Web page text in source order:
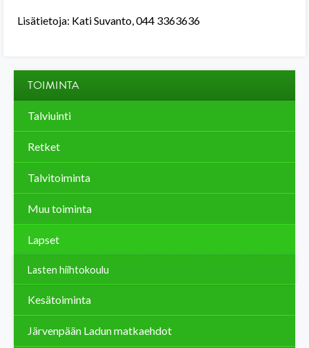
Lisätietoja: Kati Suvanto, 044 3363636
TOIMINTA
Talviuinti
Retket
Talvitoiminta
Muu toiminta
Lapset
Lasten hiihtokoulu
Kesätoiminta
Järvenpään Ladun matkaehdot